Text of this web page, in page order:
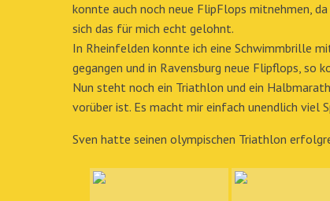
konnte auch noch neue FlipFlops mitnehmen,
sich das für mich echt gelohnt.
In Rheinfelden konnte ich eine Schwimmbrille
gegangen und in Ravensburg neue Flipflops, so
Nun steht noch ein Triathlon und ein
vorüber ist. Es macht mir einfach unendlich viel
Sven hatte seinen olympischen Triathlon